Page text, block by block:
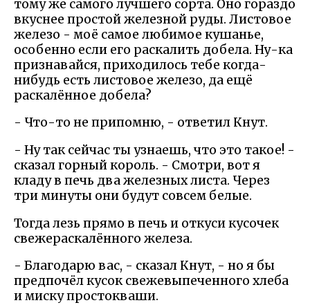
тому же самого лучшего сорта. Оно гораздо
вкуснее простой железной руды. Листовое
железо - моё самое любимое кушанье,
особенно если его раскалить добела. Ну-ка
признавайся, приходилось тебе когда-
нибудь есть листовое железо, да ещё
раскалённое добела?
- Что-то не припомню, - ответил Кнут.
- Ну так сейчас ты узнаешь, что это такое! -
сказал горный король. - Смотри, вот я
кладу в печь два железных листа. Через
три минуты они будут совсем белые.
Тогда лезь прямо в печь и откуси кусочек
свежераскалённого железа.
- Благодарю вас, - сказал Кнут, - но я бы
предпочёл кусок свежевыпеченного хлеба
и миску простокваши.